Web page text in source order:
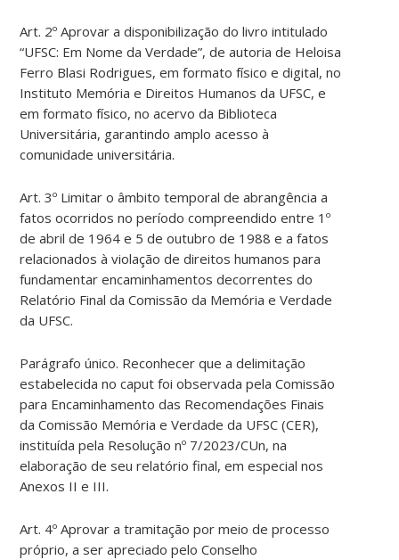
Art. 2º Aprovar a disponibilização do livro intitulado
“UFSC: Em Nome da Verdade”, de autoria de Heloisa
Ferro Blasi Rodrigues, em formato físico e digital, no
Instituto Memória e Direitos Humanos da UFSC, e
em formato físico, no acervo da Biblioteca
Universitária, garantindo amplo acesso à
comunidade universitária.
Art. 3º Limitar o âmbito temporal de abrangência a
fatos ocorridos no período compreendido entre 1º
de abril de 1964 e 5 de outubro de 1988 e a fatos
relacionados à violação de direitos humanos para
fundamentar encaminhamentos decorrentes do
Relatório Final da Comissão da Memória e Verdade
da UFSC.
Parágrafo único. Reconhecer que a delimitação
estabelecida no caput foi observada pela Comissão
para Encaminhamento das Recomendações Finais
da Comissão Memória e Verdade da UFSC (CER),
instituída pela Resolução nº 7/2023/CUn, na
elaboração de seu relatório final, em especial nos
Anexos II e III.
Art. 4º Aprovar a tramitação por meio de processo
próprio, a ser apreciado pelo Conselho